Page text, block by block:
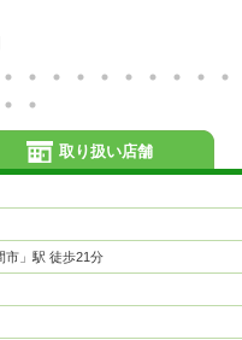
市」駅 徒歩21分
取り扱い店舗